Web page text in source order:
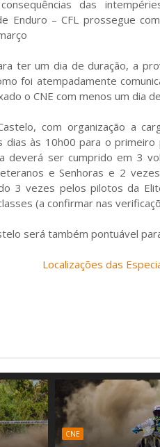
das
Enduro – CFL prossegue
ter um dia de duração, a
foi atempadamente
o CNE com menos um dia
com organização a
dias às 10h00 para o
deverá ser cumprido em 3
e Senhoras e 2
3 vezes pelos pilotos da
(a confirmar nas
será também pontuável
Localizações das
CNE